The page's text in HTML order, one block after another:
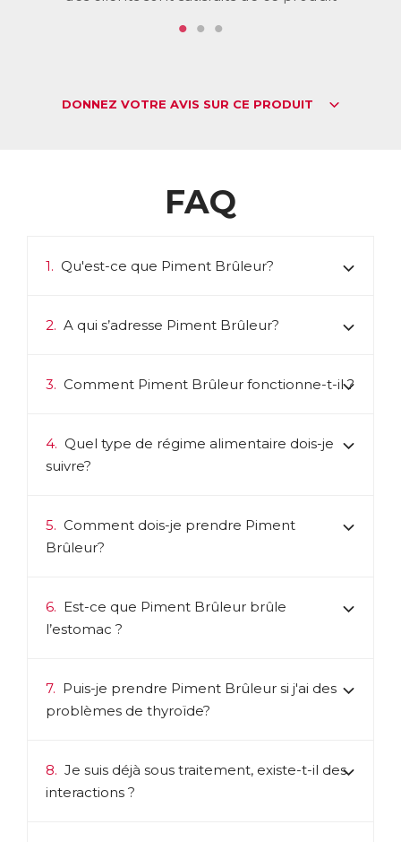
DONNEZ VOTRE AVIS SUR CE PRODUIT
FAQ
1. Qu'est-ce que Piment Brûleur?
2. A qui s’adresse Piment Brûleur?
3. Comment Piment Brûleur fonctionne-t-il ?
4. Quel type de régime alimentaire dois-je
suivre?
5. Comment dois-je prendre Piment
Brûleur?
6. Est-ce que Piment Brûleur brûle
l’estomac ?
7. Puis-je prendre Piment Brûleur si j'ai des
problèmes de thyroïde?
8. Je suis déjà sous traitement, existe-t-il des
interactions ?